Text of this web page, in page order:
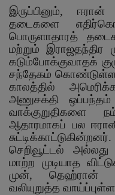
இருப்பினும், ஈரான்
தடைகளை
பொருளாதாரத்
மற்றும் இராஜதந்திர
கடும்போக்குவாதக்
சந்தேகம்
காலத்தில்
அணுசக்தி ஒப்பந்தம்
வாக்குறுதிகளை
ஆதாரமாகப் பல
செறிவூட்டல்
மாற்ற முடியாத
முன்,தெஹ்ரான்
வலியுறுத்த